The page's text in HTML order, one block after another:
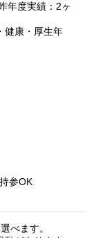
年度実績：2ヶ
健康・厚生年
参OK
べます。